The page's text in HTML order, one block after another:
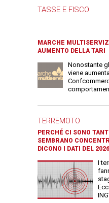
TASSE E FISCO
MARCHE
AUMENTO DELLA TARI
Nonostante
viene
TERREMOTO
PERCHÉ CI SONO
SEMBRANO
DICONO I DATI DEL 2026
I